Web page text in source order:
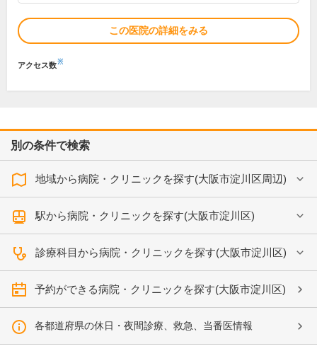
この医院の詳細をみる
アクセス数※
別の条件で検索
地域から病院・クリニックを探す(大阪市淀川区周辺)
駅から病院・クリニックを探す(大阪市淀川区)
診療科目から病院・クリニックを探す(大阪市淀川区)
予約ができる病院・クリニックを探す(大阪市淀川区)
各都道府県の休日・夜間診療、救急、当番医情報